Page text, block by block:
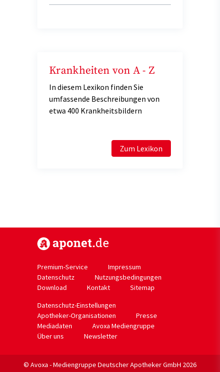
Krankheiten von A - Z
In diesem Lexikon finden Sie
umfassende Beschreibungen von
etwa 400 Krankheitsbildern
Zum Lexikon
Premium-Service
Impressum
Datenschutz
Nutzungsbedingungen
Download
Kontakt
Sitemap
Datenschutz-Einstellungen
Apotheker-Organisationen
Presse
Mediadaten
Avoxa Mediengruppe
Über uns
Newsletter
© Avoxa - Mediengruppe Deutscher Apotheker GmbH 2026